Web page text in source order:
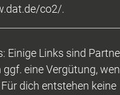
co2/.
Einige Links sind
ggf. eine Vergütung,
dich entstehen keine